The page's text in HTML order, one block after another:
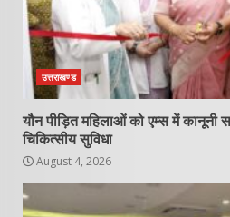
उत्तराखण्ड
यौन पीड़ित महिलाओं को एम्स में कानूनी
चिकित्सीय सुविधा
August 4, 2026